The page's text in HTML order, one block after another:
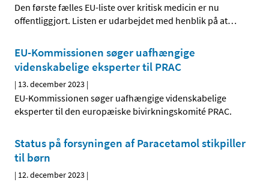
Den første fælles EU-liste over kritisk medicin er nu
offentliggjort. Listen er udarbejdet med henblik på at…
EU-Kommissionen søger uafhængige
videnskabelige eksperter til PRAC
| 13. december 2023 |
EU-Kommissionen søger uafhængige videnskabelige
eksperter til den europæiske bivirkningskomité PRAC.
Status på forsyningen af Paracetamol stikpiller
til børn
| 12. december 2023 |